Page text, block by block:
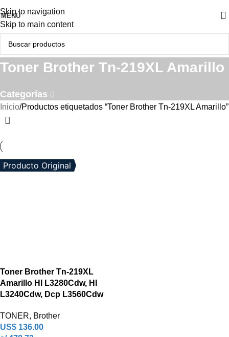
Skip to navigation
Skip to main content
MENÚ
Toner Brother Tn-219XL Amarillo
Categorías
Inicio Productos etiquetados “Toner Brother Tn-219XL Amarillo”
Producto Original
Toner Brother Tn-219XL
Amarillo Hl L3280Cdw, Hl
L3240Cdw, Dcp L3560Cdw
TONER, Brother
US$ 136.00